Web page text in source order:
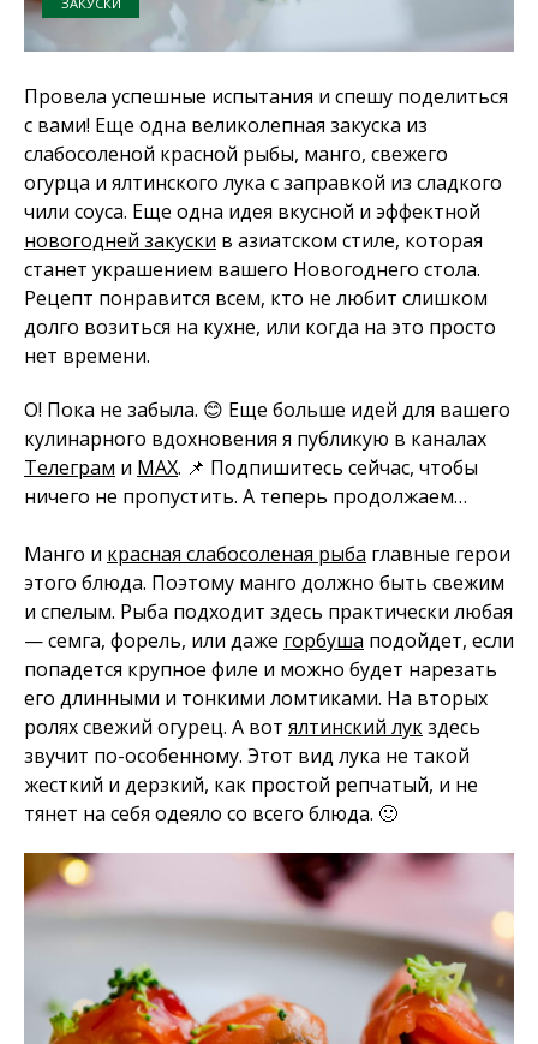
Провела успешные испытания и спешу поделиться
с вами! Еще одна великолепная закуска из
слабосоленой красной рыбы, манго, свежего
огурца и ялтинского лука с заправкой из сладкого
чили соуса. Еще одна идея вкусной и эффектной
новогодней закуски в азиатском стиле, которая
станет украшением вашего Новогоднего стола.
Рецепт понравится всем, кто не любит слишком
долго возиться на кухне, или когда на это просто
нет времени.
О! Пока не забыла. 😊 Еще больше идей для вашего
кулинарного вдохновения я публикую в каналах
Телеграм и MAX. 📌 Подпишитесь сейчас, чтобы
ничего не пропустить. А теперь продолжаем…
Манго и красная слабосоленая рыба главные герои
этого блюда. Поэтому манго должно быть свежим
и спелым. Рыба подходит здесь практически любая
— семга, форель, или даже горбуша подойдет, если
попадется крупное филе и можно будет нарезать
его длинными и тонкими ломтиками. На вторых
ролях свежий огурец. А вот ялтинский лукздесь
звучит по-особенному. Этот вид лука не такой
жесткий и дерзкий, как простой репчатый, и не
тянет на себя одеяло со всего блюда. 🙂